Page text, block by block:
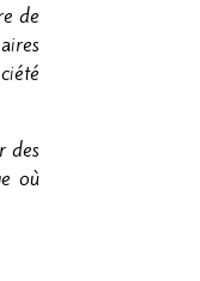
de
des
où